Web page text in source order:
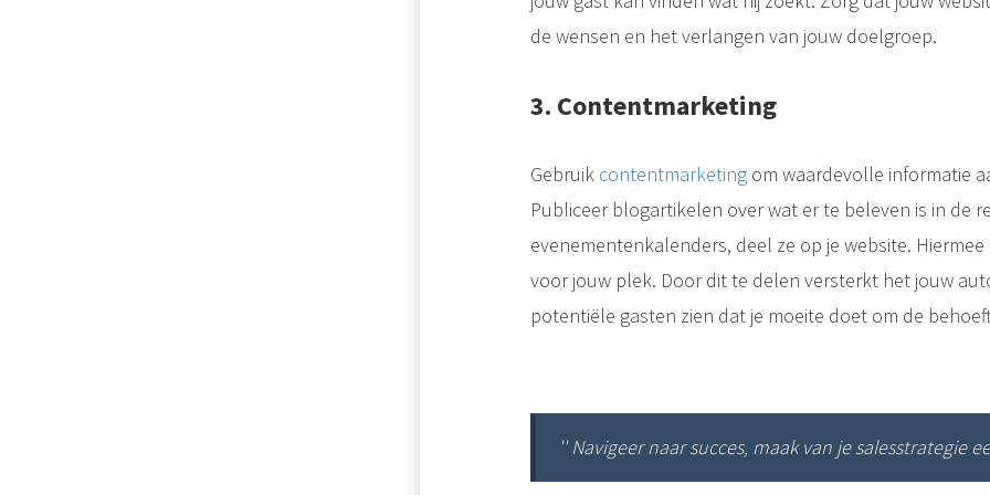
de wensen en het verlangen van jouw doelgroep.
3. Contentmarketing
Gebruik contentmarketingom waardevolle informatie
Publiceer blogartikelen over wat er te beleven is in de
evenementenkalenders, deel ze op je website.
voor jouw plek. Door dit te delen versterkt het jouw
potentiële gasten zien dat je moeite doet om de
'' Navigeer naar succes, maak van je salesstrategie